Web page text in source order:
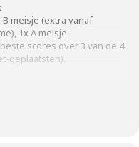
B meisje (extra vanaf
1x A meisje
scores over 3 van de 4
geplaatsten).